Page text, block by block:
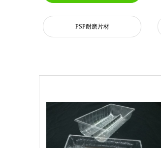
PSP耐磨片材